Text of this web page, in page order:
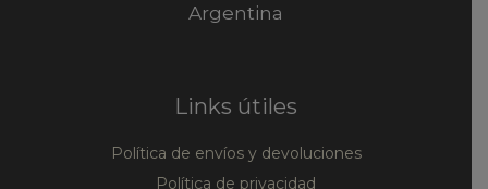
Argentina
Links útiles
Política de envíos y devoluciones
Política de privacidad